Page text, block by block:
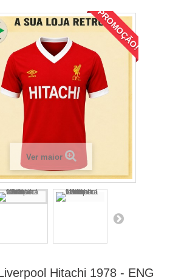
PROMOÇÃO!
Ver maior
Hitachi 1978 - ENG